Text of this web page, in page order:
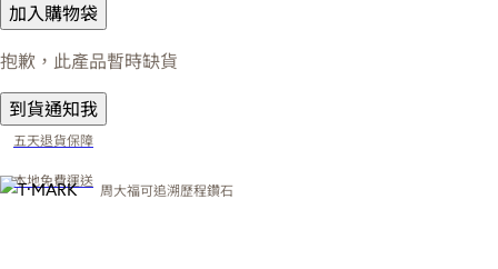
加入購物袋
抱歉，此產品暫時缺貨
到貨通知我
五天退貨保障
本地免費運送
周大福可追溯歷程鑽石